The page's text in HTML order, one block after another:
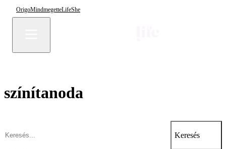
OrigoMindmegetteLifeShe
színítanoda
Keresés